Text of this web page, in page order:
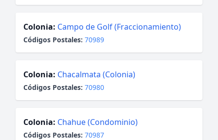
Colonia: Campo de Golf (Fraccionamiento)
Códigos Postales: 70989
Colonia: Chacalmata (Colonia)
Códigos Postales: 70980
Colonia: Chahue (Condominio)
Códigos Postales: 70987